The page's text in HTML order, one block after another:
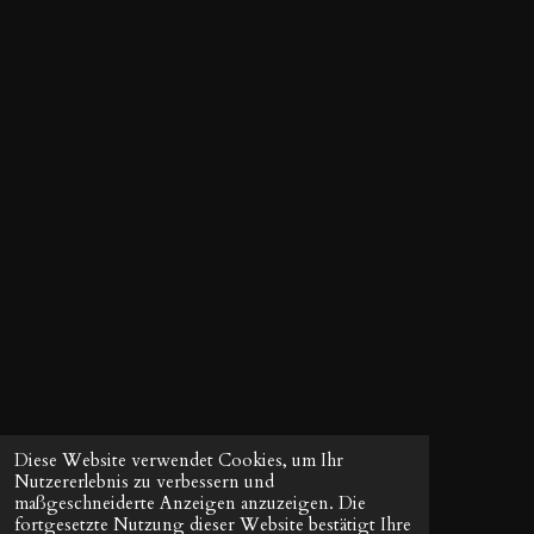
Diese Website verwendet Cookies, um Ihr
Nutzererlebnis zu verbessern und
maßgeschneiderte Anzeigen anzuzeigen. Die
fortgesetzte Nutzung dieser Website bestätigt Ihre